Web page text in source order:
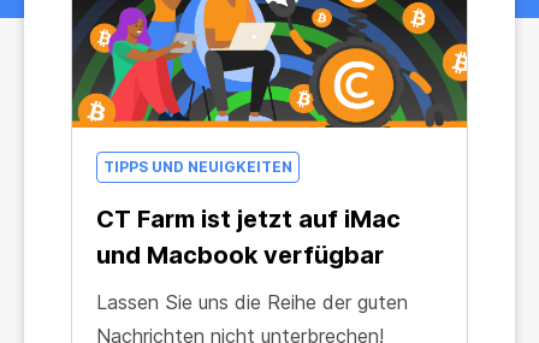
TIPPS UND NEUIGKEITEN
CT Farm ist jetzt auf iMac
und Macbook verfügbar
Lassen Sie uns die Reihe der guten
Nachrichten nicht unterbrechen!